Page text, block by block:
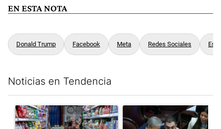
EN ESTA NOTA
Donald Trump Facebook Meta Redes Sociales
Noticias en Tendencia
Un artículo de tendencia con el título "La inflación en CABA se
Un artículo de tendencia